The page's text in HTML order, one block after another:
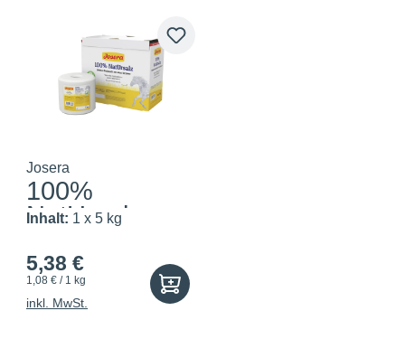
Josera
100%
NatUrsalz
Inhalt: 1 x 5 kg
5,38 €
1,08 € / 1 kg
inkl. MwSt.